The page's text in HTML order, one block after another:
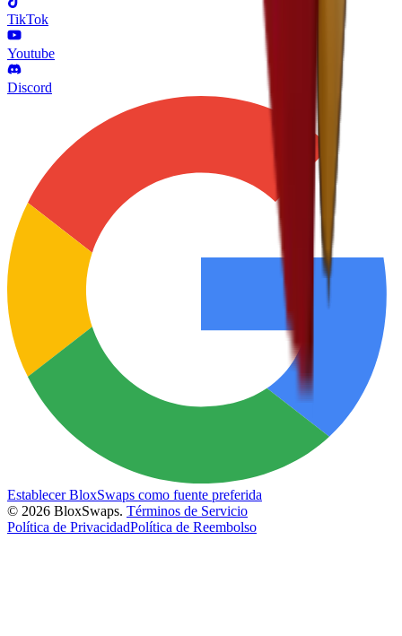
TikTok
Youtube
Discord
Establecer BloxSwaps como fuente preferida
© 2026 BloxSwaps. Términos de Servicio
Política de PrivacidadPolítica de Reembolso